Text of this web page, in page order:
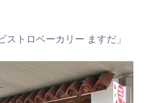
トロベーカリー ますだ」